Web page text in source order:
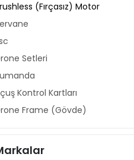
(Fırçasız) Motor
Setleri
Kontrol Kartları
Frame (Gövde)